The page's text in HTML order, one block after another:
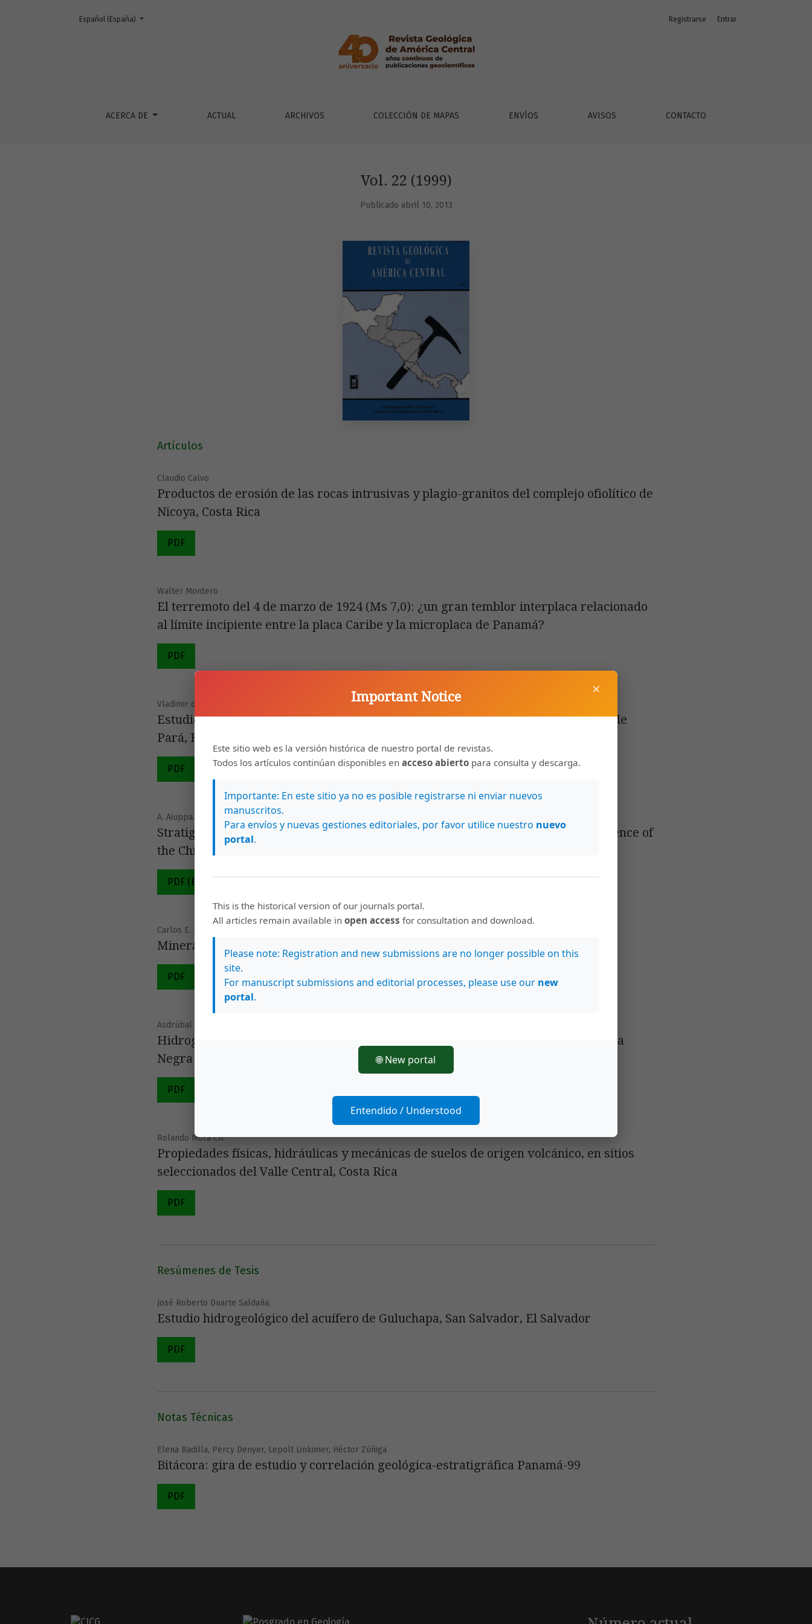
Vol. 22 (1999)
ACERCA DE ACTUAL ARCHIVOS COLECCIÓN DE MAPAS ENVÍOS AVISOS CONTACTO
Registrarse Entrar
Cambiar el idioma. El actual es:
Español (España)
Vol. 22 (1999)
Publicado abril 10, 2013
Artículos
Claudio Calvo
Productos de erosión de las rocas intrusivas y plagio-granitos del complejo ofiolítico de
Nicoya, Costa Rica
PDF
Walter Montero
El terremoto del 4 de marzo de 1924 (Ms 7,0): ¿un gran temblor interplaca relacionado
al límite incipiente entre la placa Caribe y la microplaca de Panamá?
PDF
Vladimir de Araújo Távora, Jane Maria Garrafielo Fernandes
Estudio de los foraminíferos de la Formación Pirabas (Mioceno Inferior), estado de
Pará, Brasil y su correlación con faunas del Caribe
PDF
A. Aiuppa., S. G. Rotolo, I. M. Villa
Stratigraphy, geochemistry and geochronology of a Quaternary pyroclastic sequence of
the Chichontepec volcano, El Salvador
PDF (English)
Carlos E. Nelson, Jorge Ganoza
Mineralización de oro en la franja aurífera de Veraguas, Panamá
PDF
Asdrúbal Vargas, Rolando Mora Ch.
Hidrogeoquímica y producción de manantiales en las formaciones Pacacua y Peña
Negra
PDF
Rolando Mora Ch.
Propiedades físicas, hidráulicas y mecánicas de suelos de origen volcánico, en sitios
seleccionados del Valle Central, Costa Rica
PDF
Resúmenes de Tesis
José Roberto Duarte Saldaña.
Estudio hidrogeológico del acuífero de Guluchapa, San Salvador, El Salvador
PDF
Notas Técnicas
Elena Badilla, Percy Denyer, Lepolt Linkimer, Héctor Zúñiga
Bitácora: gira de estudio y correlación geológica-estratigráfica Panamá-99
PDF
×
Important Notice
Este sitio web es la versión histórica de nuestro portal de revistas.
Todos los artículos continúan disponibles en acceso abierto para consulta y descarga.
Importante: En este sitio ya no es posible registrarse ni enviar nuevos
manuscritos.
Para envíos y nuevas gestiones editoriales, por favor utilice nuestro nuevo
portal.
This is the historical version of our journals portal.
All articles remain available in open access for consultation and download.
Please note: Registration and new submissions are no longer possible on this
site.
For manuscript submissions and editorial processes, please use our new
portal.
🌐 New portal
Entendido / Understood